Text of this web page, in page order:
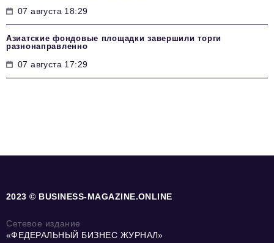
07 августа 18:29
Азиатские фондовые площадки завершили торги
разнонаправленно
07 августа 17:29
2023 © BUSINESS-MAGAZINE.ONLINE
Сетевое издание
«ФЕДЕРАЛЬНЫЙ БИЗНЕС ЖУРНАЛ»